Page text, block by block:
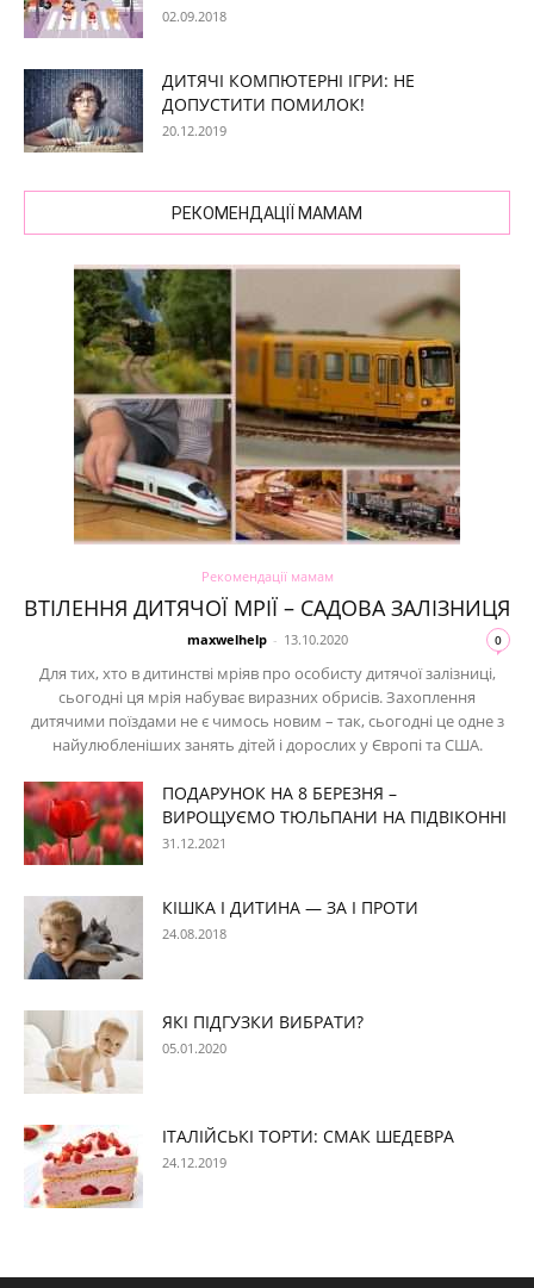
02.09.2018
ДИТЯЧІ КОМПЮТЕРНІ ІГРИ: НЕ
ДОПУСТИТИ ПОМИЛОК!
20.12.2019
РЕКОМЕНДАЦІЇ МАМАМ
Рекомендації мамам
ВТІЛЕННЯ ДИТЯЧОЇ МРІЇ – САДОВА ЗАЛІЗНИЦЯ
maxwelhelp - 13.10.2020 0
Для тих, хто в дитинстві мріяв про особисту дитячої залізниці,
сьогодні ця мрія набуває виразних обрисів. Захоплення
дитячими поїздами не є чимось новим – так, сьогодні це одне з
найулюбленіших занять дітей і дорослих у Європі та США.
ПОДАРУНОК НА 8 БЕРЕЗНЯ –
ВИРОЩУЄМО ТЮЛЬПАНИ НА ПІДВІКОННІ
31.12.2021
КІШКА І ДИТИНА — ЗА І ПРОТИ
24.08.2018
ЯКІ ПІДГУЗКИ ВИБРАТИ?
05.01.2020
ІТАЛІЙСЬКІ ТОРТИ: СМАК ШЕДЕВРА
24.12.2019